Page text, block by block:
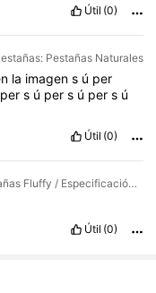
Útil (0)
Pestañas Naturales
la imagen s ú per
pers ú pers ú pers ú
Útil (0)
Estilo de Pestañas: Pestañas Fluffy / Especificación General: 10 pares
Útil (0)